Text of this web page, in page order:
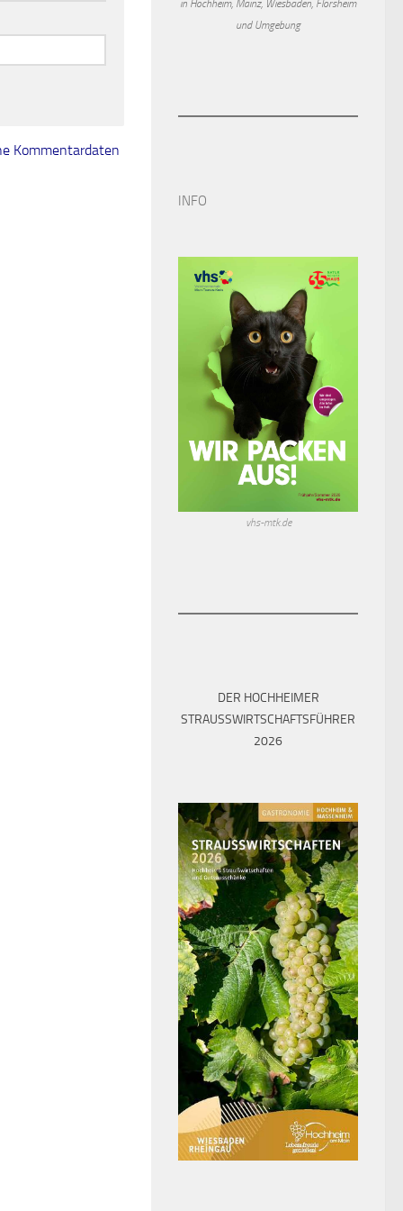
in Hochheim, Mainz, Wiesbaden, Flörsheim
und Umgebung
INFO
vhs-mtk.de
DER HOCHHEIMER
STRAUSSWIRTSCHAFTSFÜHRER 2
026